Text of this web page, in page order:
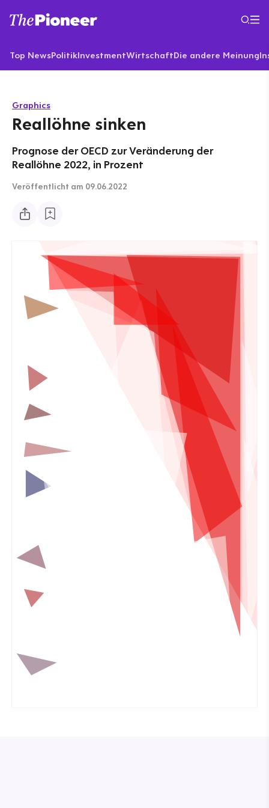
Top NewsPolitikInvestmentWirtschaftDie andere Meinung
Graphics
Reallöhne sinken
Prognose der OECD zur Veränderung der
Reallöhne 2022, in Prozent
Veröffentlicht am 09.06.2022